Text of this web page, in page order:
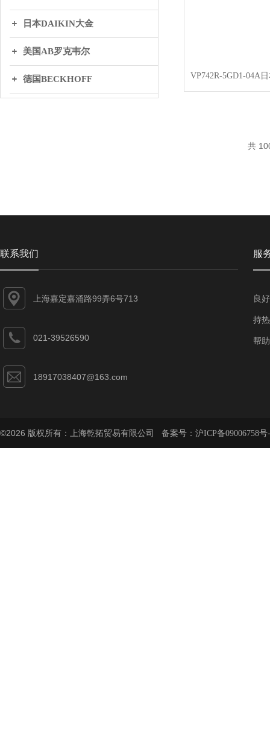
日本DAIKIN大金
美国AB罗克韦尔
德国BECKHOFF
共
联系我们
上海嘉定嘉涌路99弄6号713
021-39526590
18917038407@163.com
服
良
持
帮
©2026 版权所有：上海乾拓贸易有限公司 备案号： 沪ICP备09006758号